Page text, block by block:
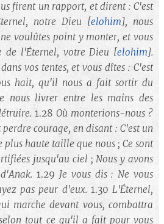
firent un rapport, et dirent : C'est
notre Dieu [elohim], nous
voulûtes point y monter, et vous
de l'Éternel, votre Dieu [elohim].
vos tentes, et vous dîtes : C'est
hait, qu'il nous a fait sortir du
nous livrer entre les mains des
1.28 Où monterions-nous ?
courage, en disant : C'est un
plus haute taille que nous ; Ce sont
jusqu'au ciel ; Nous y avons
d'Anak.1.29 Je vous dis : Ne vous
pas peur d'eux.1.30 L'Éternel,
marche devant vous, combattra
tout ce qu'il a fait pour vous